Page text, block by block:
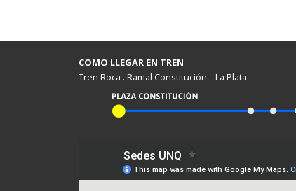
COMO LLEGAR EN TREN
Tren Roca . Ramal Constitución – La Plata